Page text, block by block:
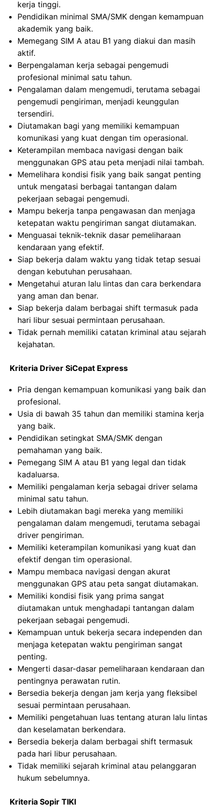
kerja tinggi.
Pendidikan minimal SMA/SMK dengan kemampuan
akademik yang baik.
Memegang SIM A atau B1 yang diakui dan masih
aktif.
Berpengalaman kerja sebagai pengemudi
profesional minimal satu tahun.
Pengalaman dalam mengemudi, terutama sebagai
pengemudi pengiriman, menjadi keunggulan
tersendiri.
Diutamakan bagi yang memiliki kemampuan
komunikasi yang kuat dengan tim operasional.
Keterampilan membaca navigasi dengan baik
menggunakan GPS atau peta menjadi nilai tambah.
Memelihara kondisi fisik yang baik sangat penting
untuk mengatasi berbagai tantangan dalam
pekerjaan sebagai pengemudi.
Mampu bekerja tanpa pengawasan dan menjaga
ketepatan waktu pengiriman sangat diutamakan.
Menguasai teknik-teknik dasar pemeliharaan
kendaraan yang efektif.
Siap bekerja dalam waktu yang tidak tetap sesuai
dengan kebutuhan perusahaan.
Mengetahui aturan lalu lintas dan cara berkendara
yang aman dan benar.
Siap bekerja dalam berbagai shift termasuk pada
hari libur sesuai permintaan perusahaan.
Tidak pernah memiliki catatan kriminal atau sejarah
kejahatan.
Kriteria Driver SiCepat Express
Pria dengan kemampuan komunikasi yang baik dan
profesional.
Usia di bawah 35 tahun dan memiliki stamina kerja
yang baik.
Pendidikan setingkat SMA/SMK dengan
pemahaman yang baik.
Pemegang SIM A atau B1 yang legal dan tidak
kadaluarsa.
Memiliki pengalaman kerja sebagai driver selama
minimal satu tahun.
Lebih diutamakan bagi mereka yang memiliki
pengalaman dalam mengemudi, terutama sebagai
driver pengiriman.
Memiliki keterampilan komunikasi yang kuat dan
efektif dengan tim operasional.
Mampu membaca navigasi dengan akurat
menggunakan GPS atau peta sangat diutamakan.
Memiliki kondisi fisik yang prima sangat
diutamakan untuk menghadapi tantangan dalam
pekerjaan sebagai pengemudi.
Kemampuan untuk bekerja secara independen dan
menjaga ketepatan waktu pengiriman sangat
penting.
Mengerti dasar-dasar pemeliharaan kendaraan dan
pentingnya perawatan rutin.
Bersedia bekerja dengan jam kerja yang fleksibel
sesuai permintaan perusahaan.
Memiliki pengetahuan luas tentang aturan lalu lintas
dan keselamatan berkendara.
Bersedia bekerja dalam berbagai shift termasuk
pada hari libur perusahaan.
Tidak memiliki sejarah kriminal atau pelanggaran
hukum sebelumnya.
Kriteria Sopir TIKI